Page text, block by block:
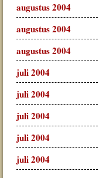
augustus 2004
augustus 2004
augustus 2004
juli 2004
juli 2004
juli 2004
juli 2004
juli 2004